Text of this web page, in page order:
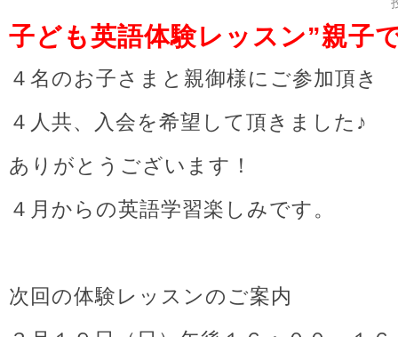
子ども英語体験レッスン”親子
４名のお子さまと親御様にご参加頂き
４人共、入会を希望して頂きました♪
ありがとうございます！
４月からの英語学習楽しみです。
次回の体験レッスンのご案内